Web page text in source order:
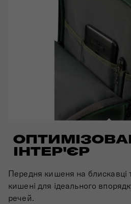
ІНТЕР'ЄР
Передня кишеня на блискавці
кишені для ідеального
речей.